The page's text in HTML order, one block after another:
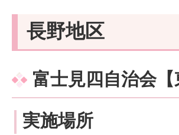
長野地区
富士見四自治会
実施場所